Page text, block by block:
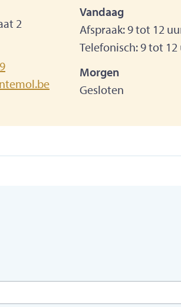
2
Vandaag
Afspraak:9tot 12
Telefonisch:9tot 12
Morgen
Gesloten